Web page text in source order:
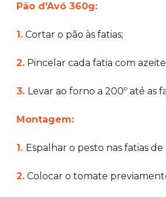
Pão d'Avó 360g:
1. Cortar o pão às fatias;
2. Pincelar cada fatia com
3. Levar ao forno a 200º até as
Montagem:
1. Espalhar o pesto nas fatias
2. Colocar o tomate